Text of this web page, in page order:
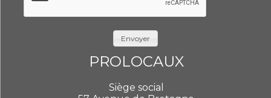
Envoyer
PROLOCAUX
Siège social